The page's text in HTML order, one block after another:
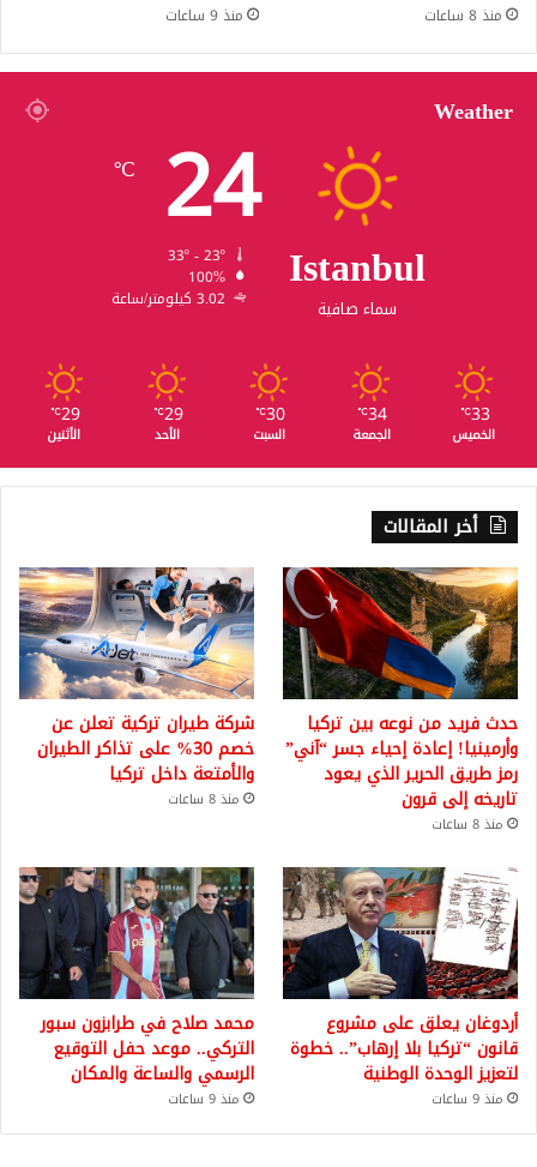
منذ 8 ساعات منذ 9 ساعات
Weather
Istanbul
سماء صافية
24
℃
100%
3.02 كيلومتر/ساعة
33
℃
الخميس
34
℃
الجمعة
30
℃
السبت
29
℃
الأحد
29
℃
الأثنين
أخر المقالات
حدث فريد من نوعه بين تركيا
وأرمينيا! إعادة إحياء جسر “آني”
رمز طريق الحرير الذي يعود
تاريخه إلى قرون
منذ 8 ساعات
شركة طيران تركية تعلن عن
خصم 30% على تذاكر الطيران
والأمتعة داخل تركيا
منذ 8 ساعات
أردوغان يعلق على مشروع
قانون “تركيا بلا إرهاب”.. خطوة
لتعزيز الوحدة الوطنية
منذ 9 ساعات
محمد صلاح في طرابزون سبور
التركي.. موعد حفل التوقيع
الرسمي والساعة والمكان
منذ 9 ساعات